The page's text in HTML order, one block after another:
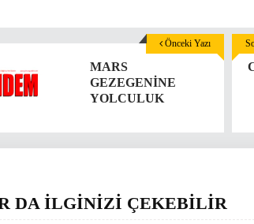
MARS
GEZEGENİNE
YOLCULUK
Önceki Yazı
DA İLGİNİZİ ÇEKEBİLİR